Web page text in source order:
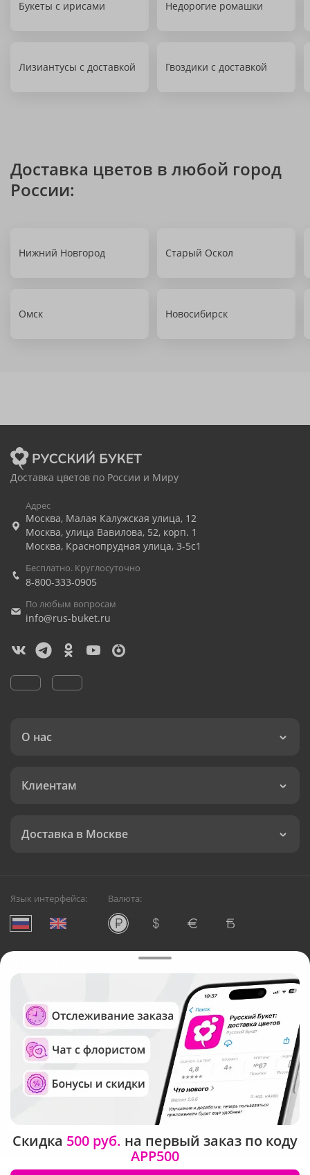
Букеты с ирисами Недорогие ромашки
Лизиантусы с доставкой Гвоздики с доставкой
Доставка цветов в любой город
России:
Нижний Новгород Старый Оскол
Омск Новосибирск
Доставка цветов по России и Миру
Адрес
Москва, Малая Калужская улица, 12
Москва, улица Вавилова, 52, корп. 1
Москва, Краснопрудная улица, 3-5с1
Бесплатно. Круглосуточно
8-800-333-0905
По любым вопросам
info@rus-buket.ru
О нас
Клиентам
Доставка в Москве
Язык интерфейса: Валюта:
Служба круглосуточной доставки цветов в Москве
Русский Букет, 2026
Общество с ограниченной ответственностью «Технология»
ОГРН: 1195476081745, ИНН: 5410081997
Юридический адрес: г. Новосибирск, ул. Ипподромская,
д.42, оф. 3
Рейтинг Русского букета в г. Москва
Скидка 500 руб. на первый заказ по коду
APP500